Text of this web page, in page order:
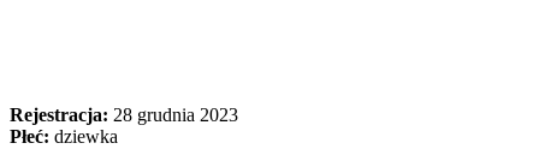
Rejestracja: 28 grudnia 2023
Płeć: dziewka